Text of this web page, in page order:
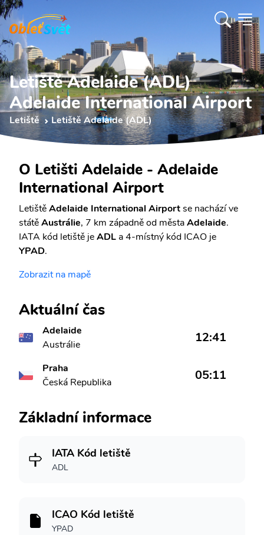
Letiště Adelaide (ADL)
Adelaide International Airport
Letiště Letiště Adelaide (ADL)
O Letišti Adelaide - Adelaide
International Airport
LetištěAdelaide International Airportse nachází ve
státěAustrálie, 7 km západně od městaAdelaide.
IATA kód letiště jeADL a 4-místný kód ICAO je
YPAD.
Zobrazit na mapě
Aktuální čas
Adelaide
Austrálie
12:41
Praha
Česká Republika
05:11
Základní informace
IATA Kód letiště
ADL
ICAO Kód letiště
YPAD